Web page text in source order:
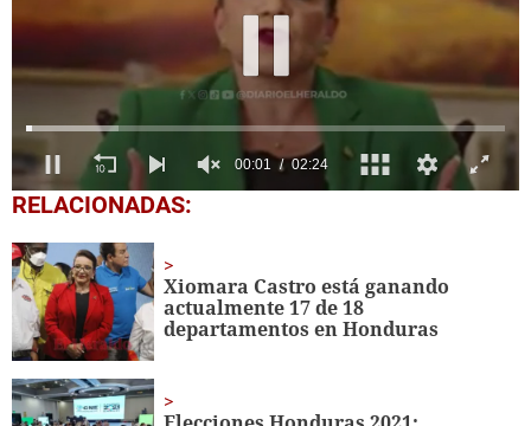
0
of
minutes,
24
seconds
00:04 02:24
RELACIONADAS:
Xiomara Castro está ganando
actualmente 17 de 18
departamentos en Honduras